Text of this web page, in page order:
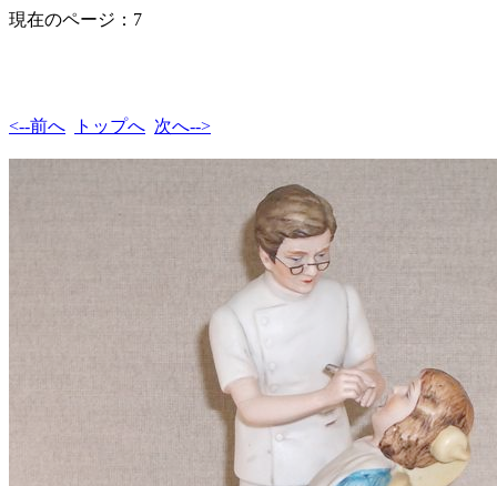
現在のページ：7
<--前へ トップへ 次へ-->